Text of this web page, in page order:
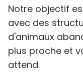
Notre objectif
avec des
d'animaux
plus proche et
attend.